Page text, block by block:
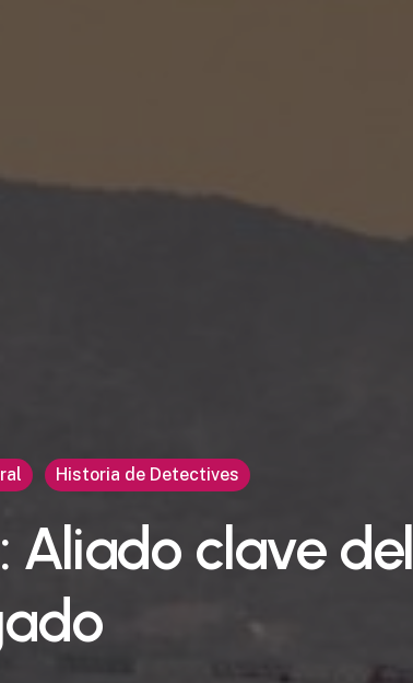
Historia de Detectives
Aliado clave del